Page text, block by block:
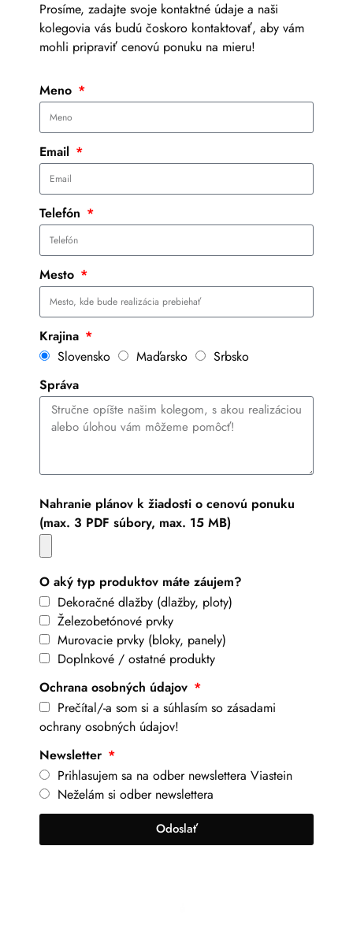
Prosíme, zadajte svoje kontaktné údaje a naši
kolegovia vás budú čoskoro kontaktovať, aby vám
mohli pripraviť cenovú ponuku na mieru!
Meno
Email
Telefón
Mesto
Krajina
Slovensko
Maďarsko
Srbsko
Správa
Nahranie plánov k žiadosti o cenovú ponuku
(max. 3 PDF súbory, max. 15 MB)
O aký typ produktov máte záujem?
Dekoračné dlažby (dlažby, ploty)
Železobetónové prvky
Murovacie prvky (bloky, panely)
Doplnkové / ostatné produkty
Ochrana osobných údajov
Prečítal/-a som si a súhlasím so zásadami
ochrany osobných údajov!
Newsletter
Prihlasujem sa na odber newslettera Viastein
Neželám si odber newslettera
Odoslať